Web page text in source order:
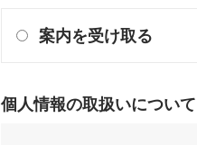
案内を受け取る
個人情報の取扱いについて